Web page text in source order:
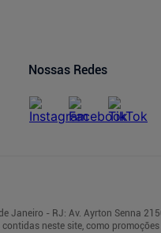
Nossas Redes
- RJ: Av. Ayrton Senna
neste site, como